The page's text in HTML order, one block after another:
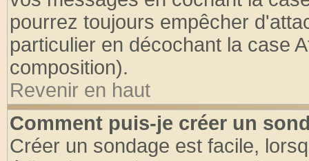
pourrez toujours empêcher
particulier en décochant la case
composition).
Revenir en haut
Comment puis-je créer un
Créer un sondage est facile,